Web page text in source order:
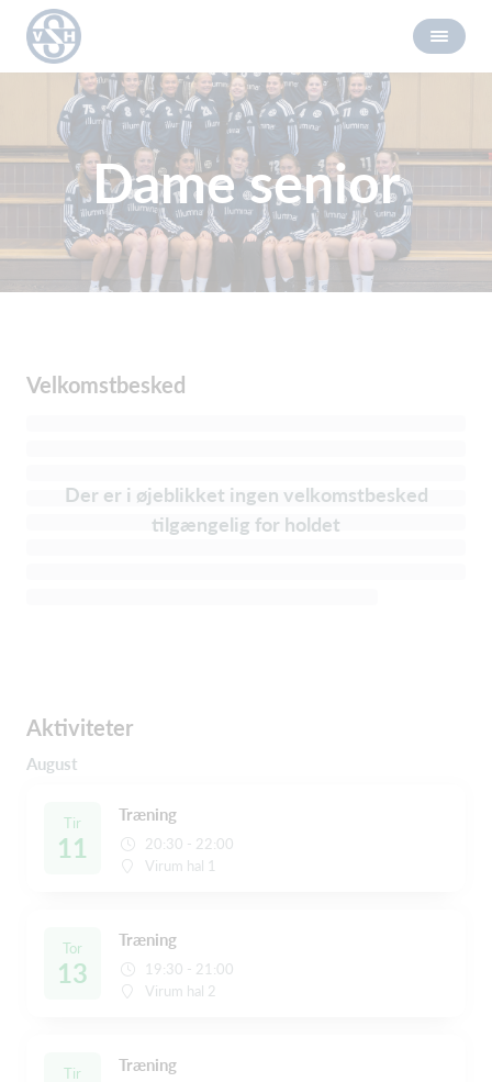
Dame senior
Velkomstbesked
Der er i øjeblikket ingen velkomstbesked
tilgængelig for holdet
Aktiviteter
August
Tir
11
Træning
20:30 - 22:00
Virum hal 1
Tor
13
Træning
19:30 - 21:00
Virum hal 2
Tir Træning